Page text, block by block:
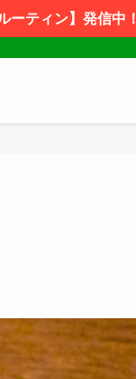
ーティン】発信中！